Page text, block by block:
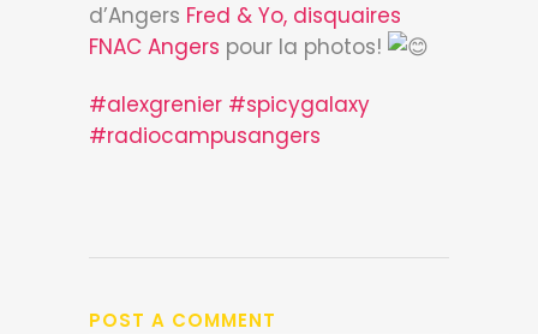
d’Angers Fred & Yo, disquaires
FNAC Angers pour la photos!
#alexgrenier #spicygalaxy
#radiocampusangers
POST A COMMENT